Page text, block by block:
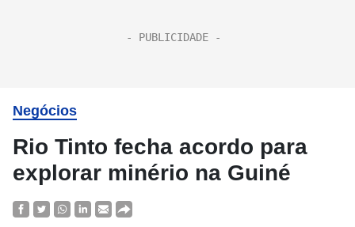
Negócios
Rio Tinto fecha acordo para
explorar minério na Guiné